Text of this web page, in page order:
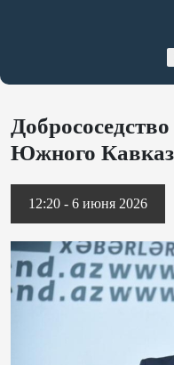
Южного
12:20 - 6 июня 2026